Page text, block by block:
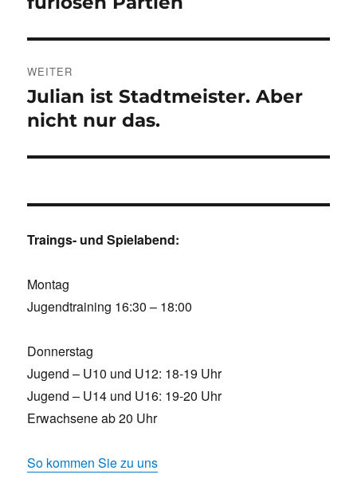
WEITER
Nächster
Beitrag:
Julian ist Stadtmeister. Aber
nicht nur das.
Traings- und Spielabend:
Montag
Jugendtraining 16:30 – 18:00
Donnerstag
Jugend – U10 und U12: 18-19 Uhr
Jugend – U14 und U16: 19-20 Uhr
Erwachsene ab 20 Uhr
So kommen Sie zu uns